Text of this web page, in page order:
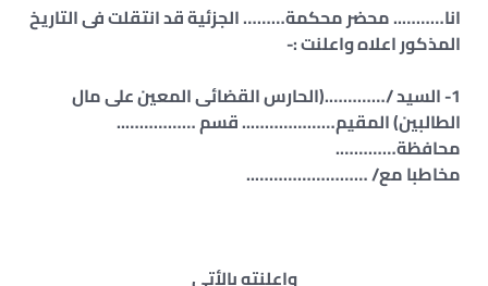
انا……….. محضر محكمة……… الجزئية قد انتقلت فى التاريخ
المذكور اعلاه واعلنت :-
1- السيد /………….(الحارس القضائى المعين على مال
الطالبين) المقيم……………….. قسم ……………..
محافظة………….
مخاطبا مع/ ……………………..
واعلنته بالأتى